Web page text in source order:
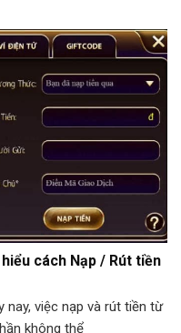
cách Nạp / Rút tiền
nay, việc nạp và rút tiền từ
không thể